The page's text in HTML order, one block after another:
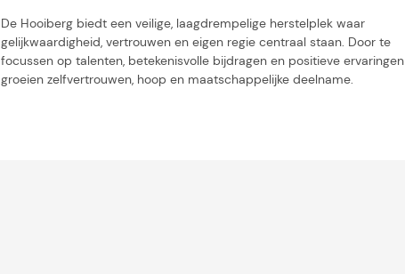
De Hooiberg biedt een veilige, laagdrempelige herstelplek waar
gelijkwaardigheid, vertrouwen en eigen regie centraal staan. Door te
focussen op talenten, betekenisvolle bijdragen en positieve ervaringen
groeien zelfvertrouwen, hoop en maatschappelijke deelname.